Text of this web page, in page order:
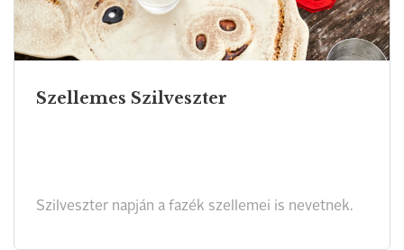
Szellemes Szilveszter
Szilveszter napján a fazék szellemei is nevetnek.